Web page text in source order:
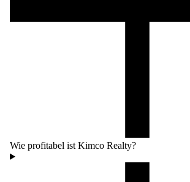
Wie profitabel ist Kimco Realty?